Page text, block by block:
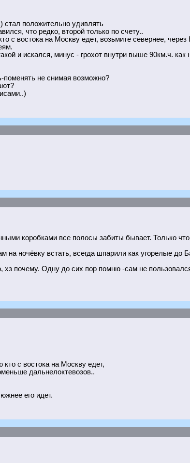
стал положительно удивлять
что редко, второй только по счету..
с востока на Москву едет, возьмите севернее,
и искался, минус - грохот внутри выше 90км.ч.
не снимая возможно?
коробками все полосы забиты бывает. Только
на ночёвку встать, всегда шпарили как угорелые до
почему. Одну до сих пор помню -сам не
с востока на Москву едет,
дальнелоктевозов..
его идет.